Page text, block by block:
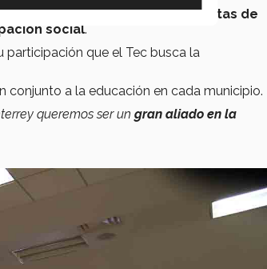
, particularmente conherramientas de
social.
participación que el Tec busca la
conjunto a la educación en cada municipio.
queremos ser un gran aliado en la